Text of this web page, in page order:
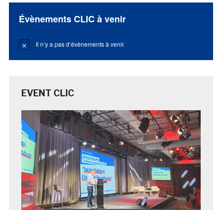
Évènements CLIC à venir
Notice Il n’y a pas d’évènements à venir.
EVENT CLIC